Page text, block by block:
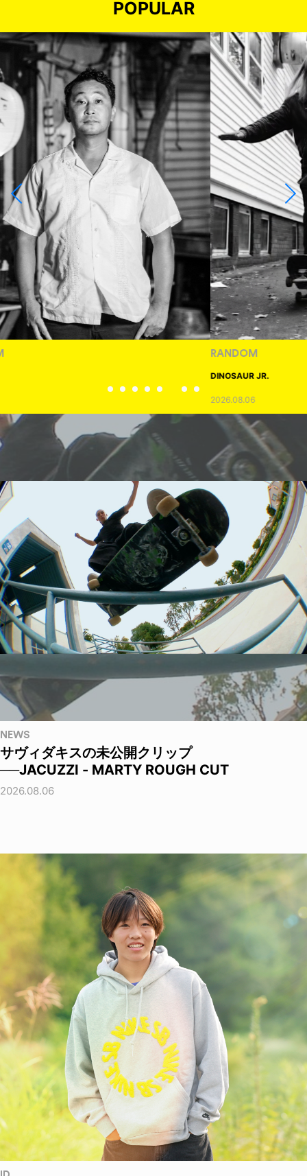
POPULAR
RANDOM
NEWS
サヴィダキスの未公開クリップ
──JACUZZI - MARTY ROUGH CUT
2026.08.06